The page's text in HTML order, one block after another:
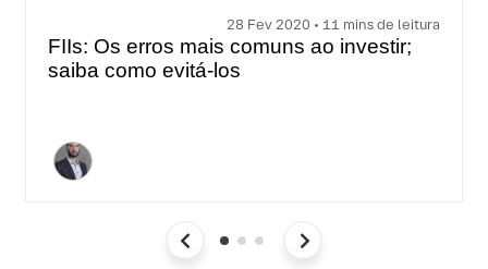
28 Fev 2020 • 11 mins de leitura
FIIs: Os erros mais comuns ao investir;
saiba como evitá-los